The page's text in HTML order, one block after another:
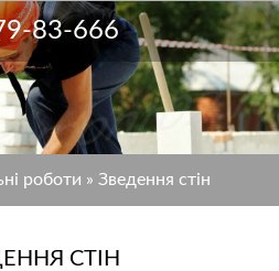
роботи » Зведення стін
СТІН
83-666